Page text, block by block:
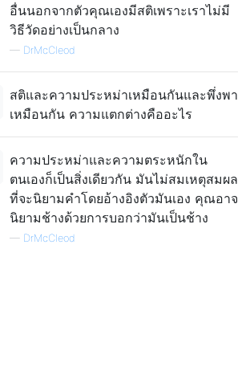
อื่นนอกจากตัวคุณเองมีสติเพราะเราไม่มี
วิธีวัดอย่างเป็นกลาง
— DrMcCleod
สติและความประหม่าเหมือนกันและพึ่งพา
เหมือนกัน ความแตกต่างคืออะไร
ความประหม่าและความตระหนักใน
ตนเองก็เป็นสิ่งเดียวกัน มันไม่สมเหตุสมผล
ที่จะนิยามคำโดยอ้างอิงตัวมันเอง คุณอาจ
นิยามช้างด้วยการบอกว่ามันเป็นช้าง
— DrMcCleod